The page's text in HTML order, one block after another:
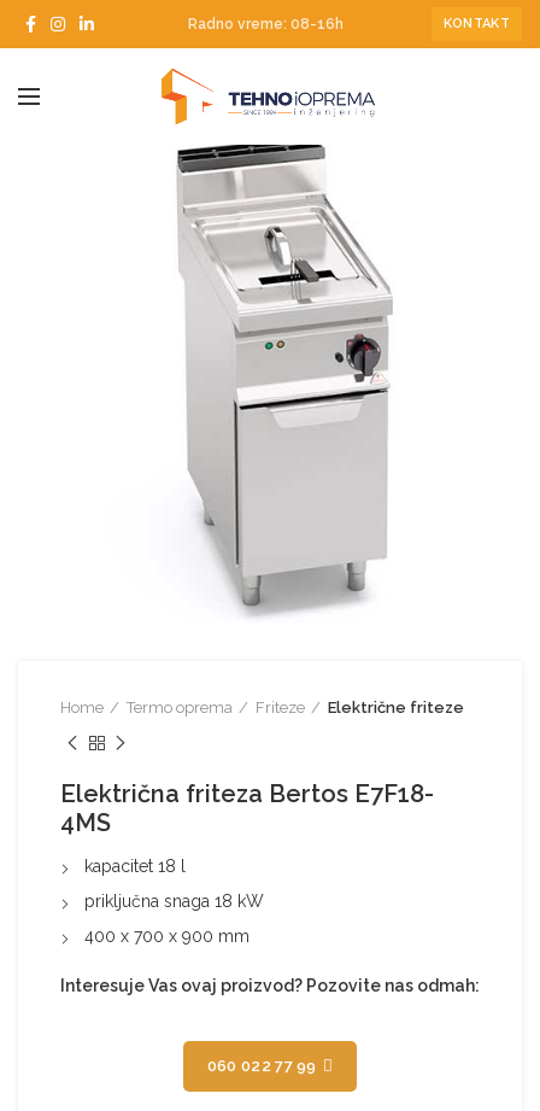
Radno vreme: 08-16h KONTAKT
Home Termo oprema Friteze Električne friteze
Električna friteza Bertos E7F18-
4MS
kapacitet 18 l
priključna snaga 18 kW
400 x 700 x 900 mm
Interesuje Vas ovaj proizvod? Pozovite nas odmah:
060 022 77 99